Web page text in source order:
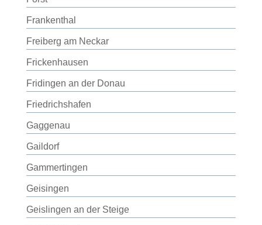
Frankenthal
Freiberg am Neckar
Frickenhausen
Fridingen an der Donau
Friedrichshafen
Gaggenau
Gaildorf
Gammertingen
Geisingen
Geislingen an der Steige